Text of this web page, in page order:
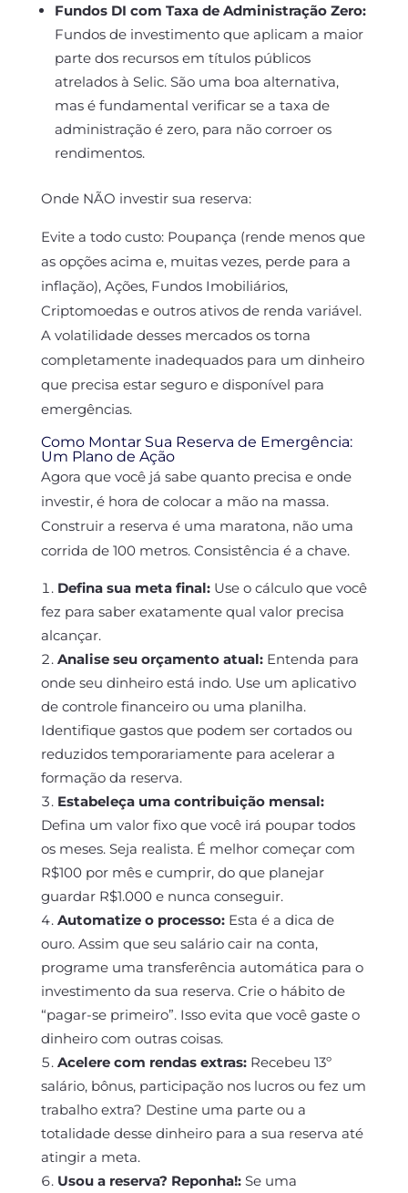
Fundos DI com Taxa de Administração Zero:
Fundos de investimento que aplicam a maior
parte dos recursos em títulos públicos
atrelados à Selic. São uma boa alternativa,
mas é fundamental verificar se a taxa de
administração é zero, para não corroer os
rendimentos.
Onde NÃO investir sua reserva:
Evite a todo custo: Poupança (rende menos que
as opções acima e, muitas vezes, perde para a
inflação), Ações, Fundos Imobiliários,
Criptomoedas e outros ativos de renda variável.
A volatilidade desses mercados os torna
completamente inadequados para um dinheiro
que precisa estar seguro e disponível para
emergências.
Como Montar Sua Reserva de Emergência:
Um Plano de Ação
Agora que você já sabe quanto precisa e onde
investir, é hora de colocar a mão na massa.
Construir a reserva é uma maratona, não uma
corrida de 100 metros. Consistência é a chave.
Defina sua meta final:Use o cálculo que você
fez para saber exatamente qual valor precisa
alcançar.
Analise seu orçamento atual:Entenda para
onde seu dinheiro está indo. Use um aplicativo
de controle financeiro ou uma planilha.
Identifique gastos que podem ser cortados ou
reduzidos temporariamente para acelerar a
formação da reserva.
Estabeleça uma contribuição mensal:
Defina um valor fixo que você irá poupar todos
os meses. Seja realista. É melhor começar com
R$100 por mês e cumprir, do que planejar
guardar R$1.000 e nunca conseguir.
Automatize o processo:Esta é a dica de
ouro. Assim que seu salário cair na conta,
programe uma transferência automática para o
investimento da sua reserva. Crie o hábito de
“pagar-se primeiro”. Isso evita que você gaste o
dinheiro com outras coisas.
Acelere com rendas extras:Recebeu 13º
salário, bônus, participação nos lucros ou fez um
trabalho extra? Destine uma parte ou a
totalidade desse dinheiro para a sua reserva até
atingir a meta.
Usou a reserva? Reponha!:Se uma